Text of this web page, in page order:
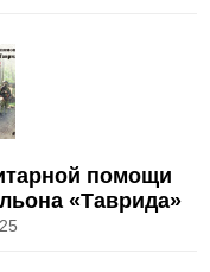
помощи
«Таврида»